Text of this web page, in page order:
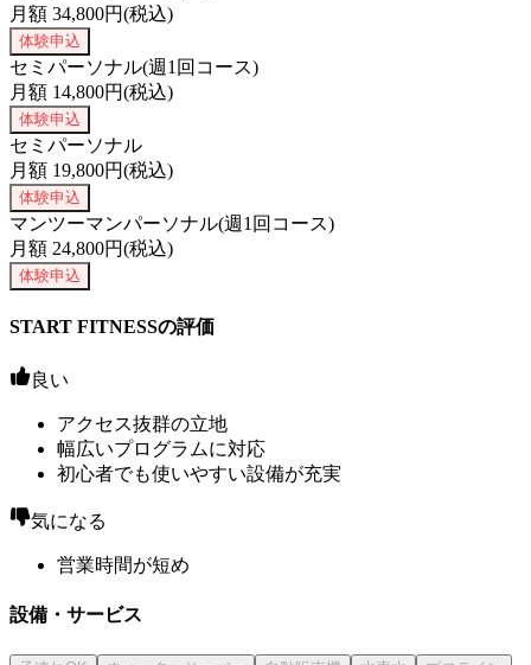
月額 34,800円(税込)
体験申込
セミパーソナル(週1回コース)
月額 14,800円(税込)
体験申込
セミパーソナル
月額 19,800円(税込)
体験申込
マンツーマンパーソナル(週1回コース)
月額 24,800円(税込)
体験申込
START FITNESSの評価
良い
アクセス抜群の立地
幅広いプログラムに対応
初心者でも使いやすい設備が充実
気になる
営業時間が短め
設備・サービス